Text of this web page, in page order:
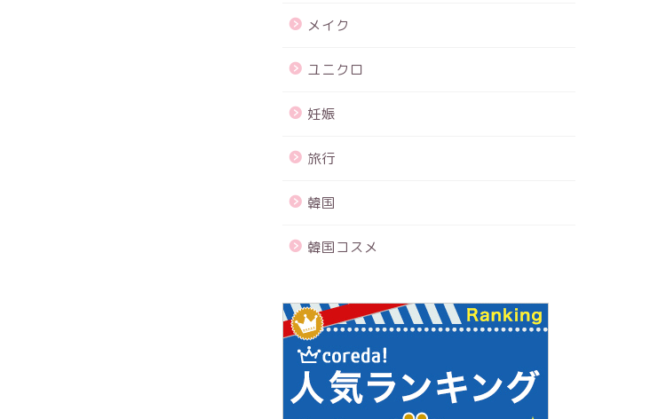
メイク
ユニクロ
妊娠
旅行
韓国
韓国コスメ